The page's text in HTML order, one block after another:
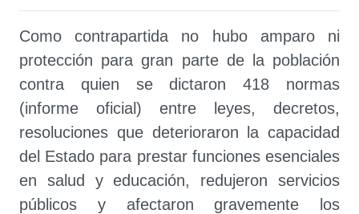
Como contrapartida no hubo amparo ni
protección para gran parte de la población
contra quien se dictaron 418 normas
(informe oficial) entre leyes, decretos,
resoluciones que deterioraron la capacidad
del Estado para prestar funciones esenciales
en salud y educación, redujeron servicios
públicos y afectaron gravemente los